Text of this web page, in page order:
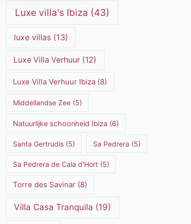
Luxe villa's Ibiza (43)
luxe villas(13)
Luxe Villa Verhuur (12)
Luxe Villa Verhuur Ibiza (8)
Middellandse Zee(5)
Natuurlijke schoonheid Ibiza (6)
Santa Gertrudis(5) Sa Pedrera (5)
Sa Pedrera de Cala d'Hort(5)
Torre des Savinar (8)
Villa Casa Tranquila (19)